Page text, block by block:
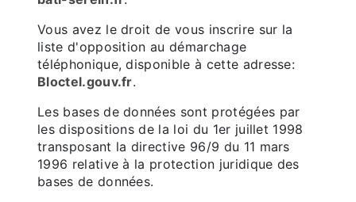
Vous avez le droit de vous inscrire sur la
liste d'opposition au démarchage
téléphonique, disponible à cette adresse:
Bloctel.gouv.fr.
Les bases de données sont protégées par
les dispositions de la loi du 1er juillet 1998
transposant la directive 96/9 du 11 mars
1996 relative à la protection juridique des
bases de données.